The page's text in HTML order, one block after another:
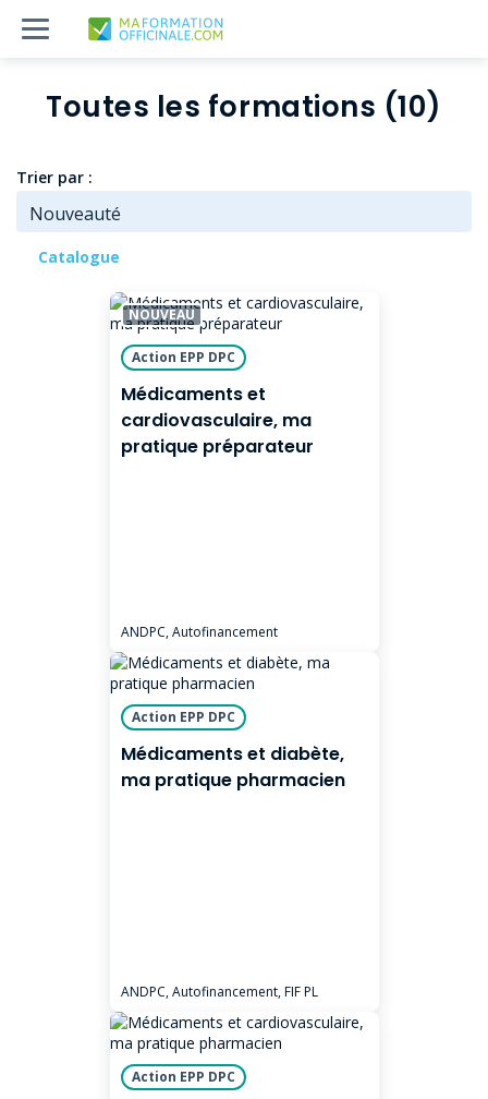
Toutes les formations (10)
Trier par :
Catalogue
NOUVEAU
Action EPP DPC
Médicaments et
cardiovasculaire, ma
pratique préparateur
ANDPC, Autofinancement
Action EPP DPC
Médicaments et diabète,
ma pratique pharmacien
ANDPC, Autofinancement, FIF PL
Action EPP DPC